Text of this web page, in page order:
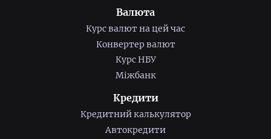
Валюта
Курс валют на цей час
Конвертер валют
Курс НБУ
Міжбанк
Кредити
Кредитний калькулятор
Автокредити